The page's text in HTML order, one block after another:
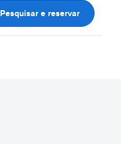
Pesquisar e reservar